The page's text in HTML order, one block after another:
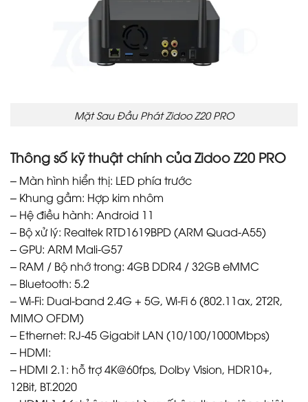
Mặt Sau Đầu Phát Zidoo Z20 PRO
Thông số kỹ thuật chính của Zidoo Z20 PRO
– Màn hình hiển thị: LED phía trước
– Khung gầm: Hợp kim nhôm
– Hệ điều hành: Android 11
– Bộ xử lý: Realtek RTD1619BPD (ARM Quad-A55)
– GPU: ARM Mali-G57
– RAM / Bộ nhớ trong: 4GB DDR4 / 32GB eMMC
– Bluetooth: 5.2
– Wi-Fi: Dual-band 2.4G + 5G, Wi-Fi 6 (802.11ax, 2T2R,
MIMO OFDM)
– Ethernet: RJ-45 Gigabit LAN (10/100/1000Mbps)
– HDMI:
– HDMI 2.1: hỗ trợ 4K@60fps, Dolby Vision, HDR10+,
12Bit, BT.2020